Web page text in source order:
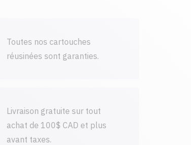
Toutes nos cartouches
réusinées sont garanties.
Livraison gratuite sur tout
achat de 100$ CAD et plus
avant taxes.